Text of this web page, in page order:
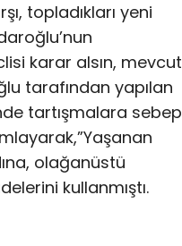
topladıkları yeni
karar alsın, mevcut
tarafından yapılan
tartışmalara sebep
olağanüstü
kullanmıştı.